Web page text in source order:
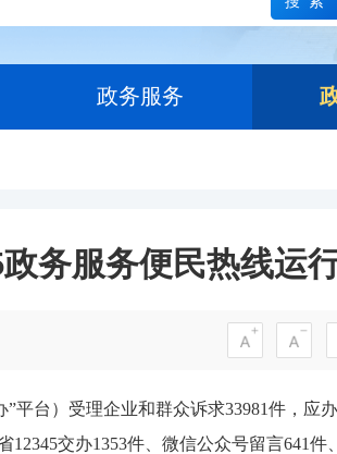
政务服务
务服务便民热线运
平台）受理企业和群众诉求33981件，应
交办1353件、微信公众号留言641